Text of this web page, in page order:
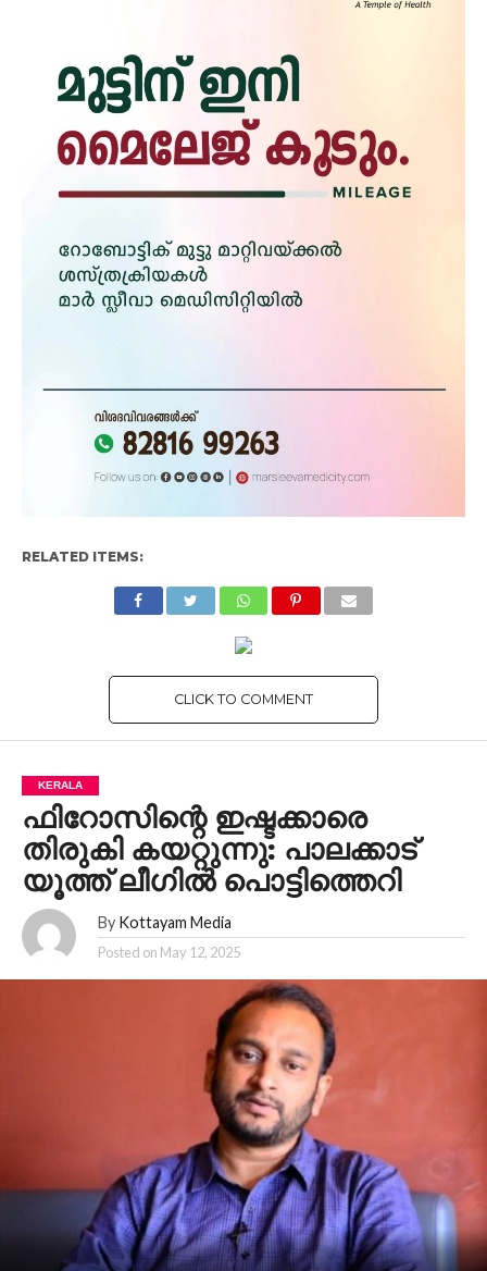
RELATED ITEMS:
CLICK TO COMMENT
KERALA
ഫിറോസിന്റെ ഇഷ്ടക്കാരെ
തിരുകി കയറ്റുന്നു: പാലക്കാട്
യൂത്ത് ലീഗില്‍ പൊട്ടിത്തെറി
By Kottayam Media
Posted on May 12, 2025